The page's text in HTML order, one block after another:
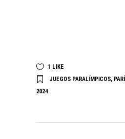
1 LIKE
JUEGOS PARALÍMPICOS,
2024